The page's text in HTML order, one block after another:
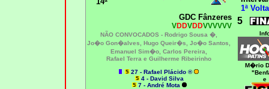
1ª
GDC Fânzeres
VDDVDDVVVVVV 5
NÃO CONVOCADOS - Rodrigo Sousa �,
Jo�o Gon�alves, Hugo Queir�s, Jo�o Santos,
Emanuel Sim�o, Carlos Pereira,
Rafael Terra e Guilherme Ribeirinho
27 - Rafael Plácido ®
4 - David Silva
7 - André Mota
M�rio
e